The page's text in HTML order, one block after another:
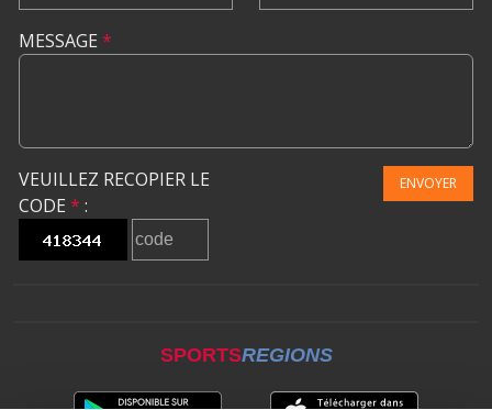
MESSAGE *
VEUILLEZ RECOPIER LE
CODE * :
ENVOYER
SPORTSREGIONS